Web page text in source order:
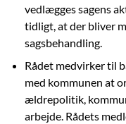
vedlægges sagens
tidligt, at der bliver
sagsbehandling.
Rådet medvirker til
med kommunen at
ældrepolitik,
arbejde. Rådets